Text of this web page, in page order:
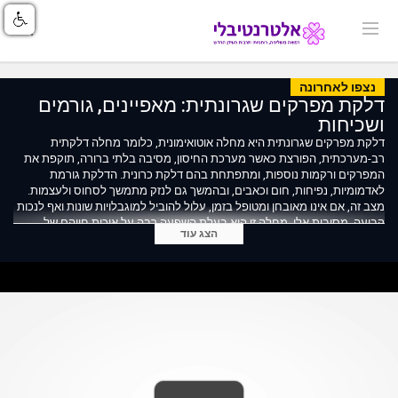
נצפו לאחרונה
דלקת מפרקים שגרונתית: מאפיינים, גורמים
ושכיחות
דלקת מפרקים שגרונתית היא מחלה אוטואימונית, כלומר מחלה דלקתית
רב-מערכתית, הפורצת כאשר מערכת החיסון, מסיבה בלתי ברורה, תוקפת את
המפרקים ורקמות נוספות, ומתפתחת בהם דלקת כרונית. הדלקת גורמת
לאדמומיות, נפיחות, חום וכאבים, ובהמשך גם לנזק מתמשך לסחוס ולעצמות.
מצב זה, אם אינו מאובחן ומטופל בזמן, עלול להוביל למוגבלויות שונות ואף לנכות
קבועה. מסיבות אלו, מחלה זו היא בעלת השפעה רבה על איכות חייהם של
הצג עוד